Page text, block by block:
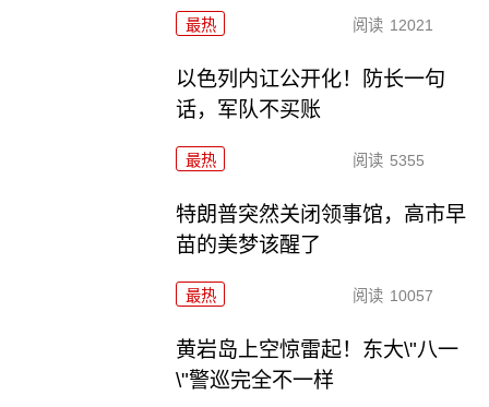
最热 阅读 12021
以色列内讧公开化！防长一句
话，军队不买账
最热 阅读 5355
特朗普突然关闭领事馆，高市早
苗的美梦该醒了
最热 阅读 10057
黄岩岛上空惊雷起！东大\"八一
\"警巡完全不一样